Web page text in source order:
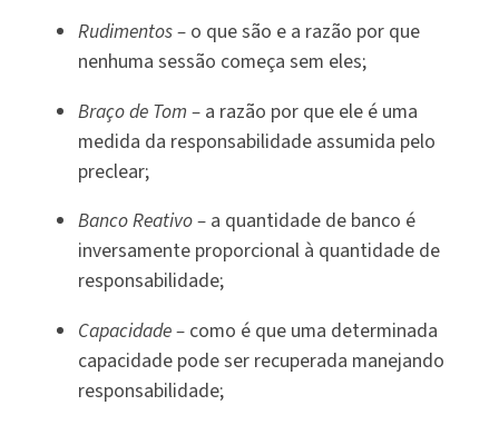
Rudimentos – o que são e a razão por que
nenhuma sessão começa sem eles;
Braço de Tom – a razão por que ele é uma
medida da responsabilidade assumida pelo
preclear;
Banco Reativo – a quantidade de banco é
inversamente proporcional à quantidade de
responsabilidade;
Capacidade – como é que uma determinada
capacidade pode ser recuperada manejando
responsabilidade;